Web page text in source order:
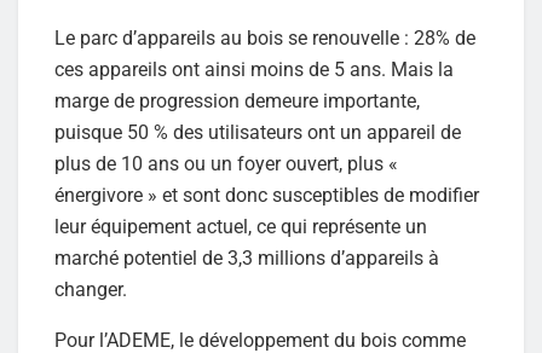
Le parc d’appareils au bois se renouvelle : 28% de
ces appareils ont ainsi moins de 5 ans. Mais la
marge de progression demeure importante,
puisque 50 % des utilisateurs ont un appareil de
plus de 10 ans ou un foyer ouvert, plus «
énergivore » et sont donc susceptibles de modifier
leur équipement actuel, ce qui représente un
marché potentiel de 3,3 millions d’appareils à
changer.
Pour l’ADEME, le développement du bois comme